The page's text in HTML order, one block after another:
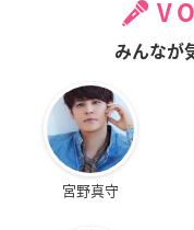
みんなが
宮野真守